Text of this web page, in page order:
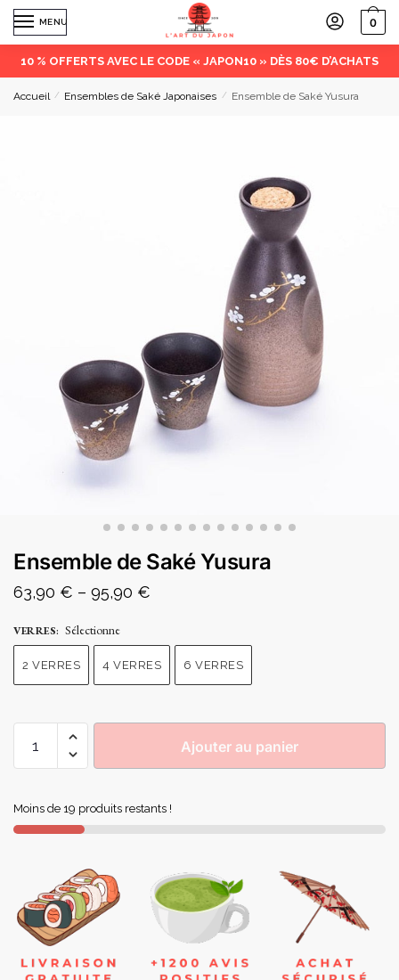
MENU 0
10 % OFFERTS AVEC LE CODE « JAPON10 » DÈS 80€ D’ACHATS
Accueil / Ensembles de Saké Japonaises / Ensemble de Saké Yusura
Ensemble de Saké Yusura
63,90 € – 95,90 €
VERRES: Sélectionne
2 VERRES 4 VERRES 6 VERRES
Ajouter au panier
Moins de 19 produits restants !